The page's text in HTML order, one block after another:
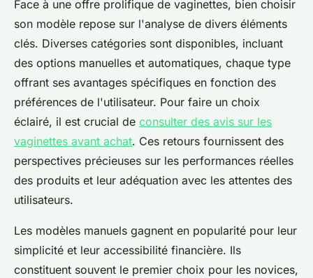
Face à une offre prolifique de vaginettes, bien choisir
son modèle repose sur l'analyse de divers éléments
clés. Diverses catégories sont disponibles, incluant
des options manuelles et automatiques, chaque type
offrant ses avantages spécifiques en fonction des
préférences de l'utilisateur. Pour faire un choix
éclairé, il est crucial de consulter des avis sur les
vaginettes avant achat. Ces retours fournissent des
perspectives précieuses sur les performances réelles
des produits et leur adéquation avec les attentes des
utilisateurs.
Les modèles manuels gagnent en popularité pour leur
simplicité et leur accessibilité financière. Ils
constituent souvent le premier choix pour les novices,